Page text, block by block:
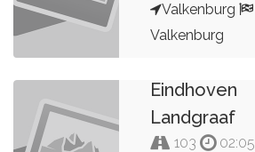
Valkenburg
Valkenburg
Eindhoven
Landgraaf
103
02:05